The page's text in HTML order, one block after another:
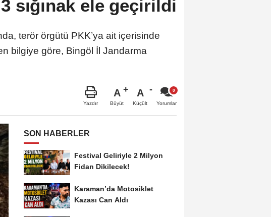
sığınak ele geçirildi
terör örgütü PKK’ya ait içerisinde
bilgiye göre, Bingöl İl Jandarma
Yazdır
A
Büyüt
A
Küçült Yorumlar
SON HABERLER
Festival Geliriyle 2 Milyon
Fidan Dikilecek!
Karaman’da Motosiklet
Kazası Can Aldı